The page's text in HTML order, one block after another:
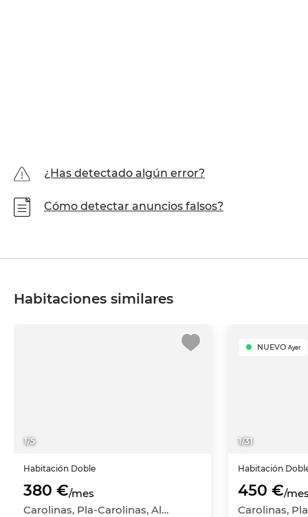
¿Has detectado algún error?
Cómo detectar anuncios falsos?
Habitaciones similares
1/5
Habitación Doble
380 €/mes
Carolinas, Pla-Carolinas, Alicante - Alacant, Alicante
1/31
NUEVO Ayer
Habitación
450 €/